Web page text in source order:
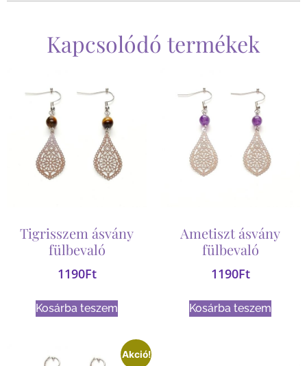
Kapcsolódó termékek
Tigrisszem ásvány
fülbevaló
1190Ft
Kosárba teszem
Ametiszt ásvány
fülbevaló
1190Ft
Kosárba teszem
Akció!